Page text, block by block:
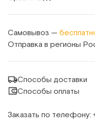
Самовывоз —
Отправка в регионы
Способы доставки
Способы оплаты
Заказать по телефону: